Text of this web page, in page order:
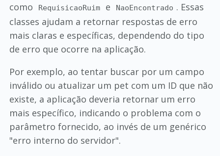
como
RequisicaoRuim e NaoEncontrado . Essas
classes ajudam a retornar respostas de erro
mais claras e específicas, dependendo do tipo
de erro que ocorre na aplicação.
Por exemplo, ao tentar buscar por um campo
inválido ou atualizar um pet com um ID que não
existe, a aplicação deveria retornar um erro
mais específico, indicando o problema com o
parâmetro fornecido, ao invés de um genérico
"erro interno do servidor".